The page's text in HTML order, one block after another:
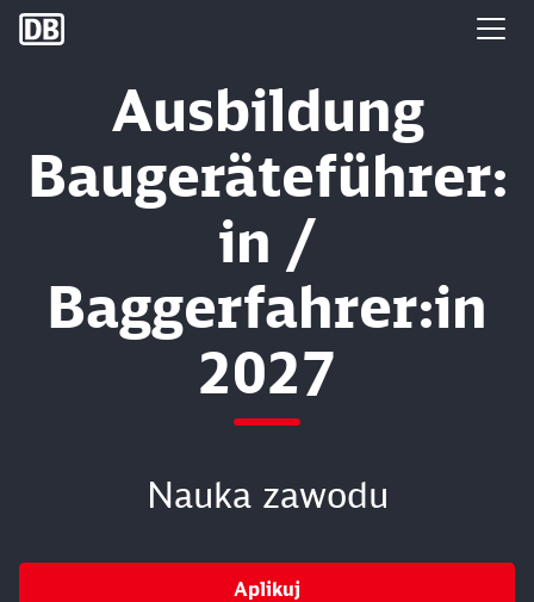
DB Group
Ausbildung
Baugeräteführer:
in /
Baggerfahrer:in
2027
Nauka zawodu
Aplikuj